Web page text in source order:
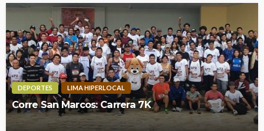
DEPORTES LIMA HIPERLOCAL
Corre San Marcos: Carrera 7K